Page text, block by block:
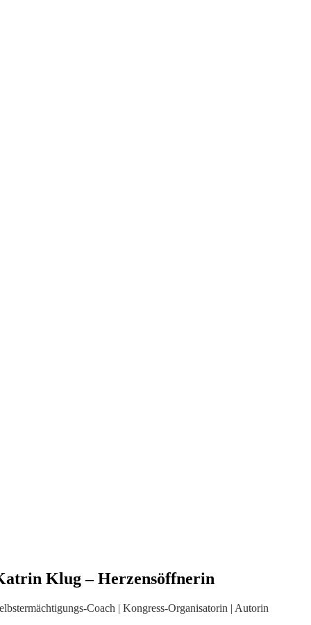
Klug– Herzensöffnerin
Coach | Kongress-Organisatorin | Autorin